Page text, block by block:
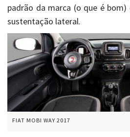
padrão da marca (o que é
sustentação lateral.
FIAT MOBI WAY 2017